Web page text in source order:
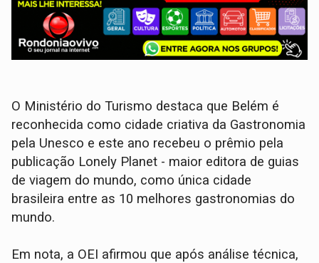
O Ministério do Turismo destaca que Belém é
reconhecida como cidade criativa da Gastronomia
pela Unesco e este ano recebeu o prêmio pela
publicação Lonely Planet - maior editora de guias
de viagem do mundo, como única cidade
brasileira entre as 10 melhores gastronomias do
mundo.
Em nota, a OEI afirmou que após análise técnica,